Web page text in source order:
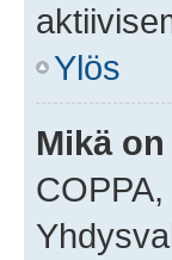
Ylös
Mikä on